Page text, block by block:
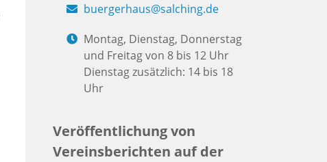
buergerhaus@salching.de
Montag, Dienstag, Donnerstag
und Freitag von 8 bis 12 Uhr
Dienstag zusätzlich: 14 bis 18
Uhr
Veröffentlichung von
Vereinsberichten auf der